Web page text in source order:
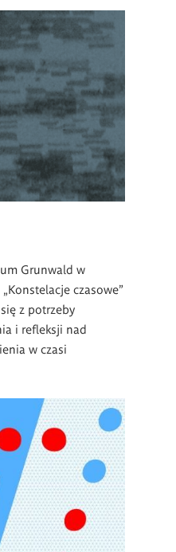
Grunwald w
czasowe”
z potrzeby
i refleksji nad
w czasi